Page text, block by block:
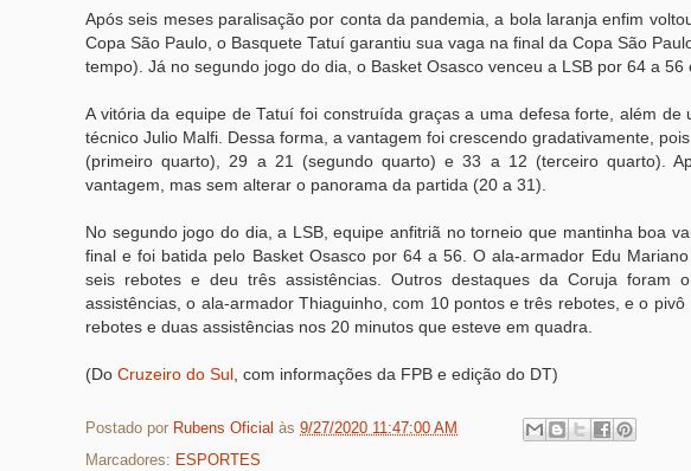
Após seis meses paralisação por conta da pandemia, a bola laranja enfim
Copa São Paulo, o Basquete Tatuí garantiu sua vaga na final da Copa São
tempo). Já no segundo jogo do dia, o Basket Osasco venceu a LSB por 64 a
A vitória da equipe de Tatuí foi construída graças a uma defesa forte, além
técnico Julio Malfi. Dessa forma, a vantagem foi crescendo gradativamente,
(primeiro quarto), 29 a 21 (segundo quarto) e 33 a 12 (terceiro quarto).
vantagem, mas sem alterar o panorama da partida (20 a 31).
No segundo jogo do dia, a LSB, equipe anfitriã no torneio que mantinha boa
final e foi batida pelo Basket Osasco por 64 a 56. O ala-armador Edu
seis rebotes e deu três assistências. Outros destaques da Coruja foram
assistências, o ala-armador Thiaguinho, com 10 pontos e três rebotes, e o
rebotes e duas assistências nos 20 minutos que esteve em quadra.
(Do Cruzeiro do Sul , com informações da FPB e edição do DT)
Postado por Rubens Oficial às 9/27/2020 11:47:00 AM
Marcadores: ESPORTES